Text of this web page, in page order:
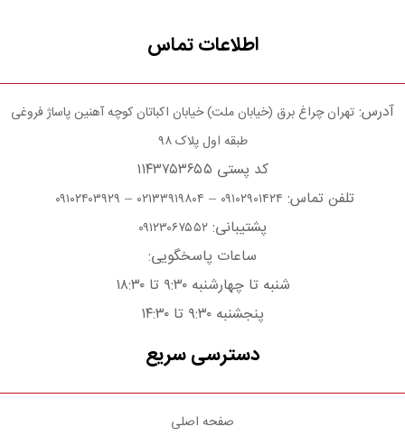
اطلاعات تماس
آدرس: تهران چراغ برق (خیابان ملت) خیابان اکباتان کوچه آهنین پاساژ فروغی
طبقه اول پلاک ۹۸
کد پستی ۱۱۴۳۷۵۳۶۵۵
تلفن تماس: ۰۹۱۰۲۹۰۱۴۲۴ – ۰۲۱۳۳۹۱۹۸۰۴ – ۰۹۱۰۲۴۰۳۹۲۹
پشتیبانی: ۰۹۱۲۳۰۶۷۵۵۲
ساعات پاسخگویی:
شنبه تا چهارشنبه ۹:۳۰ تا ۱۸:۳۰
پنجشنبه ۹:۳۰ تا ۱۴:۳۰
دسترسی سریع
صفحه اصلی